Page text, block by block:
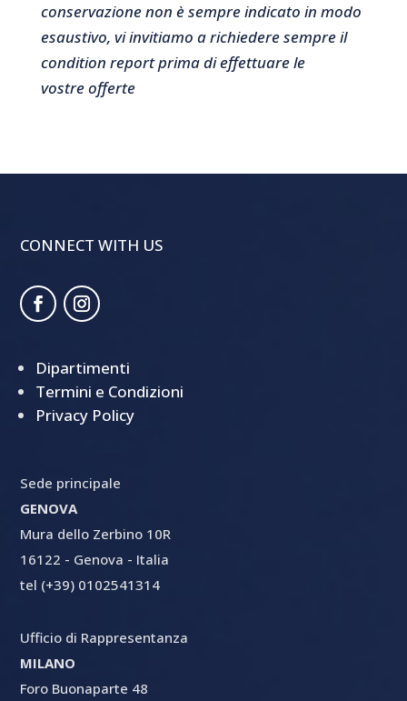
conservazione non è sempre indicato in modo
esaustivo, vi invitiamo a richiedere sempre il
condition report prima di effettuare le
vostre offerte
CONNECT WITH US
Dipartimenti
Termini e Condizioni
Privacy Policy
Sede principale
GENOVA
Mura dello Zerbino 10R
16122 - Genova - Italia
tel (+39) 0102541314
Ufficio di Rappresentanza
MILANO
Foro Buonaparte 48